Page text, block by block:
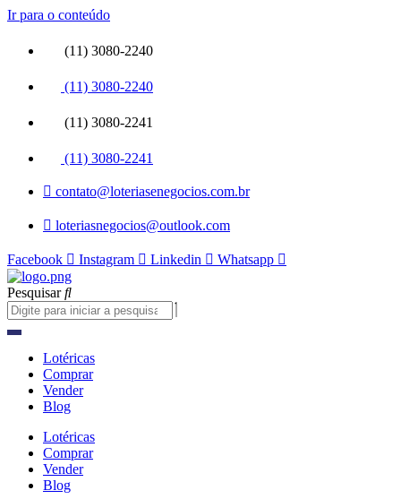
Ir para o conteúdo
(11) 3080-2240
(11) 3080-2240
(11) 3080-2241
(11) 3080-2241
contato@loteriasenegocios.com.br
loteriasnegocios@outlook.com
Facebook Instagram Linkedin Whatsapp
Pesquisar
Lotéricas
Comprar
Vender
Blog
Lotéricas
Comprar
Vender
Blog